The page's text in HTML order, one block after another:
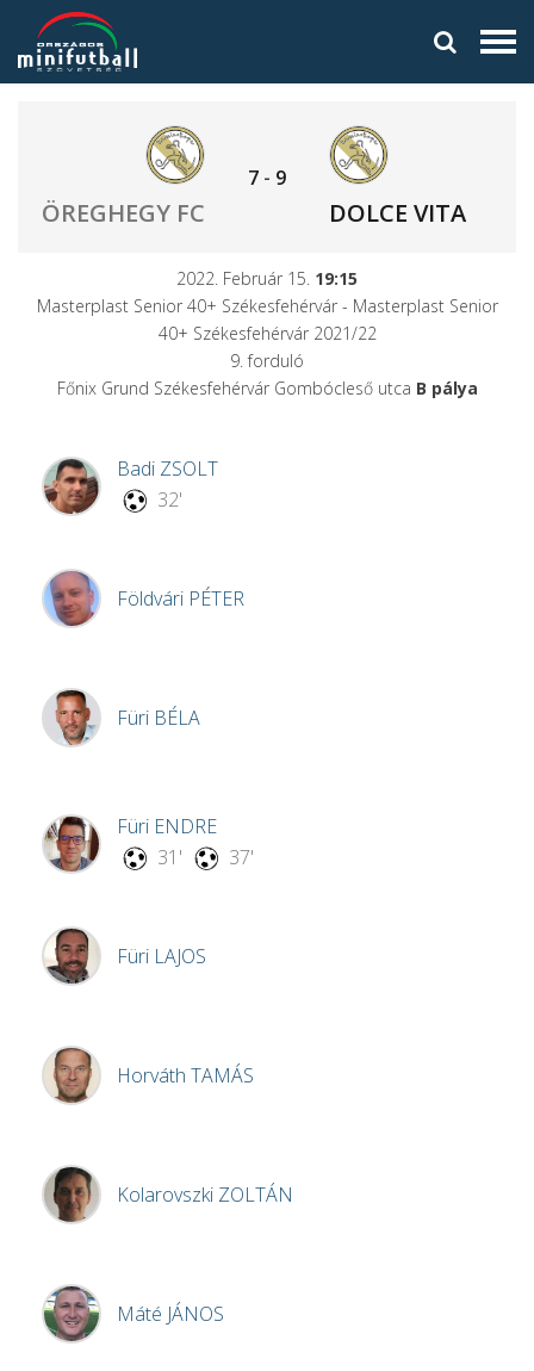
ÖREGHEGY FC
7- 9
DOLCE VITA
2022. Február 15. 19:15
Masterplast Senior 40+ Székesfehérvár - Masterplast Senior
40+ Székesfehérvár 2021/22
9. forduló
Főnix Grund Székesfehérvár Gombócleső utca B pálya
Badi ZSOLT
32'
Földvári PÉTER
Füri BÉLA
Füri ENDRE
31'
37'
Füri LAJOS
Horváth TAMÁS
Kolarovszki ZOLTÁN
Máté JÁNOS